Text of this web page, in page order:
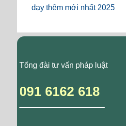
dạy thêm mới nhất 2025
Tổng đài tư vấn pháp luật
091 6162 618